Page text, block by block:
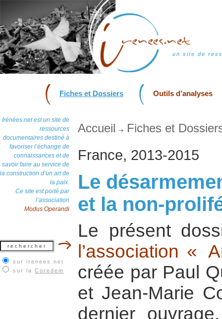
un site de
Fiches et Dossiers Outils d’analyses
Irénées.net est un site de
ressources
documentaires destiné à
favoriser l’échange de
connaissances et de
savoir faire au service de
la construction d’un art de
la paix.
Ce site est porté par
l’association
Modus Operandi
sur irenees.net
sur la Coredem
Accueil Fiches et
France, 2013-2015
Le
et la non-
Le présent
l’association «
créée par Paul
et Jean-Marie
dernier